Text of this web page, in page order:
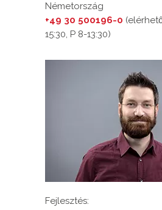
Németország
+49 30 500196-0
15:30, P 8-13:30)
Fejlesztés: